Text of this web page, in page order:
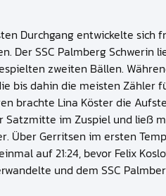
Durchgang entwickelte sich
Der SSC Palmberg Schwerin
zweiten Bällen.
bis dahin die meisten Zähler
brachte Lina Köster die
Satzmitte im Zuspiel und ließ
Über Gerritsen im ersten
auf 21:24, bevor Felix
und dem SSC